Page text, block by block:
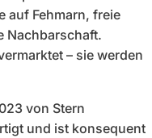
auf Fehmarn, freie
Nachbarschaft.
– sie werden
von Stern
und ist konsequent